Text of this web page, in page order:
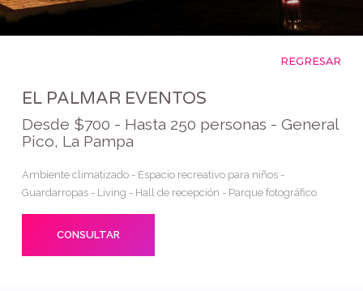
REGRESAR
EL PALMAR EVENTOS
Desde $700 - Hasta 250 personas - General
Pico, La Pampa
Ambiente climatizado - Espacio recreativo para niños -
Guardarropas - Living - Hall de recepción - Parque fotográfico
CONSULTAR